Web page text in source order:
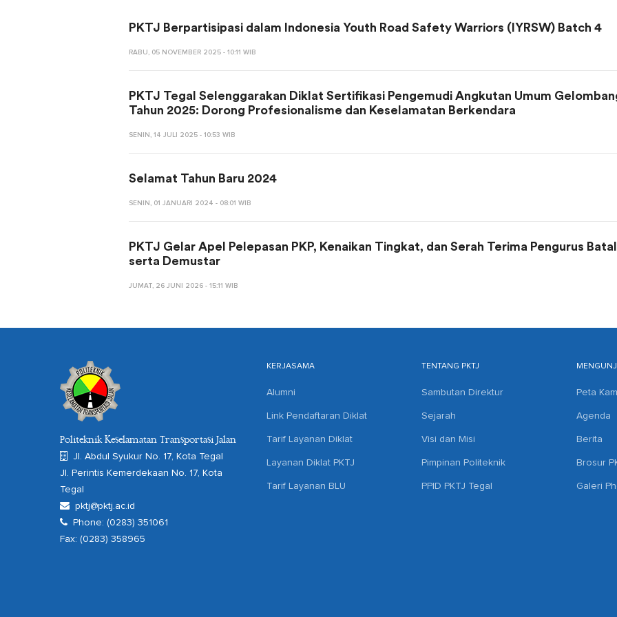
PKTJ Berpartisipasi dalam Indonesia Youth Road Safety Warriors (IYRSW) Batch 4
RABU, 05 NOVEMBER 2025 - 10:11 WIB
PKTJ Tegal Selenggarakan Diklat Sertifikasi Pengemudi Angkutan Umum
Tahun 2025: Dorong Profesionalisme dan Keselamatan Berkendara
SENIN, 14 JULI 2025 - 10:53 WIB
Selamat Tahun Baru 2024
SENIN, 01 JANUARI 2024 - 08:01 WIB
PKTJ Gelar Apel Pelepasan PKP, Kenaikan Tingkat, dan Serah Terima Pengurus
serta Demustar
JUMAT, 26 JUNI 2026 - 15:11 WIB
Politeknik Keselamatan Transportasi Jalan
Jl. Abdul Syukur No. 17, Kota Tegal
Jl. Perintis Kemerdekaan No. 17, Kota
Tegal
pktj@pktj.ac.id
Phone: (0283) 351061
Fax: (0283) 358965
KERJASAMA
Alumni
Link Pendaftaran Diklat
Tarif Layanan Diklat
Layanan Diklat PKTJ
Tarif Layanan BLU
TENTANG PKTJ
Sambutan Direktur
Sejarah
Visi dan Misi
Pimpinan Politeknik
PPID PKTJ Tegal
Peta
Agenda
Berita
Brosur
Galeri